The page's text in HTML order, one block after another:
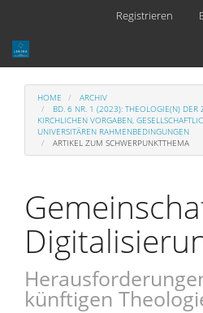
Registrieren
HOME
ARCHIV
BD. 6 NR. 1 (2023): THEOLOGIE(N) DER
KIRCHLICHEN VORGABEN,
UNIVERSITÄREN RAHMENBEDINGUNGEN
ARTIKEL ZUM SCHWERPUNKTTHEMA
künftigen